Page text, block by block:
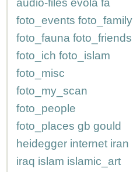
audio-files evola fa
foto_events foto_family
foto_fauna foto_friends
foto_ich foto_islam
foto_misc
foto_my_scan
foto_people
foto_places gb gould
heidegger internet iran
iraq islam islamic_art